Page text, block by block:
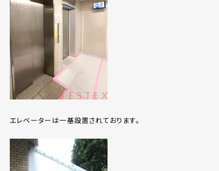
エレベーターは一基設置されております。